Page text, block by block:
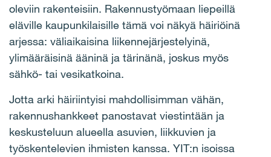
oleviin rakenteisiin. Rakennustyömaan liepeillä
eläville kaupunkilaisille tämä voi näkyä häiriöinä
arjessa: väliaikaisina liikennejärjestelyinä,
ylimääräisinä ääninä ja tärinänä, joskus myös
sähkö- tai vesikatkoina.
Jotta arki häiriintyisi mahdollisimman vähän,
rakennushankkeet panostavat viestintään ja
keskusteluun alueella asuvien, liikkuvien ja
työskentelevien ihmisten kanssa. YIT:n isoissa